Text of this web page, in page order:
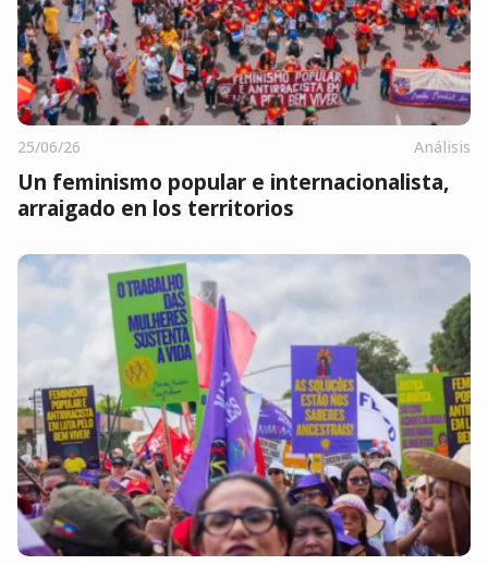
25/06/26 Análisis
Un feminismo popular e internacionalista,
arraigado en los territorios